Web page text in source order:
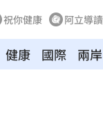
祝你健康 阿立導讀
健康 國際 兩岸